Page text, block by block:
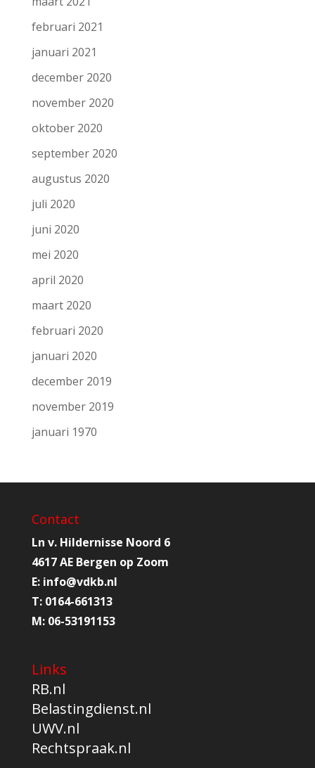
februari 2021
januari 2021
december 2020
november 2020
oktober 2020
september 2020
augustus 2020
juli 2020
juni 2020
mei 2020
april 2020
maart 2020
februari 2020
januari 2020
december 2019
november 2019
januari 1970
Contact
Ln v. Hildernisse Noord 6
4617 AE Bergen op Zoom
E: info@vdkb.nl
T: 0164-661313
M: 06-53191153
Links
RB.nl
Belastingdienst.nl
UWV.nl
Rechtspraak.nl